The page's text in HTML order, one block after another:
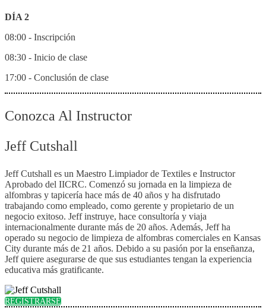
DÍA 2
08:00 - Inscripción
08:30 - Inicio de clase
17:00 - Conclusión de clase
Conozca Al Instructor
Jeff Cutshall
Jeff Cutshall es un Maestro Limpiador de Textiles e Instructor
Aprobado del IICRC. Comenzó su jornada en la limpieza de
alfombras y tapicería hace más de 40 años y ha disfrutado
trabajando como empleado, como gerente y propietario de un
negocio exitoso. Jeff instruye, hace consultoría y viaja
internacionalmente durante más de 20 años. Además, Jeff ha
operado su negocio de limpieza de alfombras comerciales en Kansas
City durante más de 21 años. Debido a su pasión por la enseñanza,
Jeff quiere asegurarse de que sus estudiantes tengan la experiencia
educativa más gratificante.
REGISTRARSE